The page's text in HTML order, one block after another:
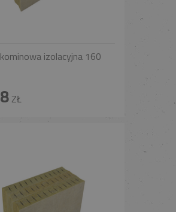
izolacyjna 160
ZŁ